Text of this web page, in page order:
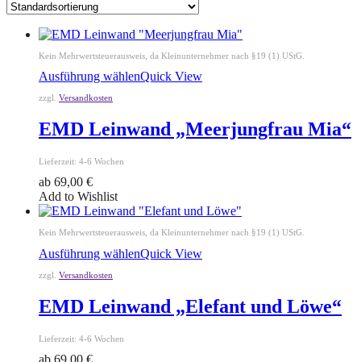
Kein Mehrwertsteuerausweis, da Kleinunternehmer nach §19 (1) UStG.
Ausführung wählenQuick View
zzgl. Versandkosten
EMD Leinwand „Meerjungfrau Mia“
Lieferzeit: 4-6 Wochen
ab 69,00 €
Add to Wishlist
Kein Mehrwertsteuerausweis, da Kleinunternehmer nach §19 (1) UStG.
Ausführung wählenQuick View
zzgl. Versandkosten
EMD Leinwand „Elefant und Löwe“
Lieferzeit: 4-6 Wochen
ab 69,00 €